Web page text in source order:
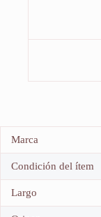
Marca
Condición del ítem
Largo